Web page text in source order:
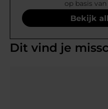
op basis
Bekijk
Dit vind je